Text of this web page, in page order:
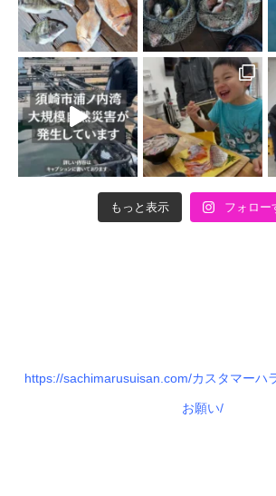
もっと表示 フォロー
https://sachimarusuisan.com/カスタマーハ
お願い/